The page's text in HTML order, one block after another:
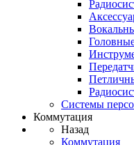
Системы
Коммутация
Назад
Коммутация